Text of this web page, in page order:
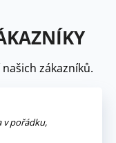
zákazníků.
v pořádku,